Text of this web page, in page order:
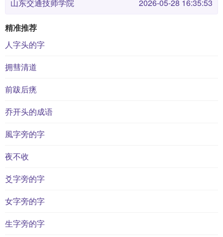
山东交通技师学院 2026-05-28 16:35:53
精准推荐
人字头的字
拥彗清道
前跋后痜
乔开头的成语
風字旁的字
夜不收
爻字旁的字
女字旁的字
生字旁的字